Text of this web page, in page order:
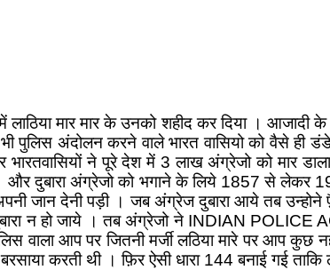
मार मार के उनको शहीद कर दिया ।
पुलिस अंदोलन करने वाले भारत वासियो को वैसे ही
ने पूरे देश में 3 लाख अंग्रेजो को मार डाला
और दुबारा अंग्रेजो को भगाने के लिये 1857 से
जान देनी पड़ी । जब अंग्रेज दुबारा आये तब उन्होने
न हो जाये । तब अंग्रेजो ने INDIAN POLICE
वाला आप पर जितनी मर्जी लठिया मारे पर आप
करती थी । फ़िर ऐसी धारा 144 बनाई गई